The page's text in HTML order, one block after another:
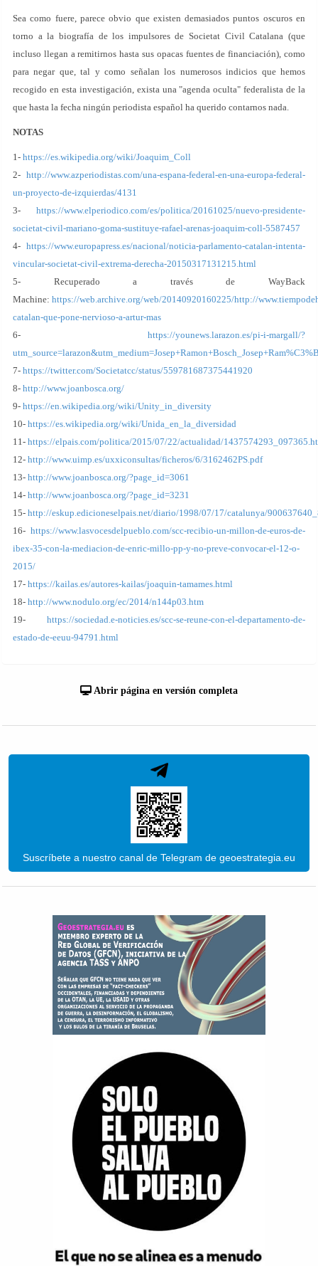
Sea como fuere, parece obvio que existen demasiados puntos oscuros en
torno a la biografía de los impulsores de Societat Civil Catalana (que
incluso llegan a remitirnos hasta sus opacas fuentes de financiación), como
para negar que, tal y como señalan los numerosos indicios que hemos
recogido en esta investigación, exista una "agenda oculta" federalista de la
que hasta la fecha ningún periodista español ha querido contarnos nada.
NOTAS
1- https://es.wikipedia.org/wiki/Joaquim_Coll
2- http://www.azperiodistas.com/una-espana-federal-en-una-europa-federal-
un-proyecto-de-izquierdas/4131
3- https://www.elperiodico.com/es/politica/20161025/nuevo-presidente-
societat-civil-mariano-goma-sustituye-rafael-arenas-joaquim-coll-5587457
4- https://www.europapress.es/nacional/noticia-parlamento-catalan-intenta-
vincular-societat-civil-extrema-derecha-20150317131215.html
5- Recuperado a través de WayBack
Machine: https://web.archive.org/web/20140920160225/http://
catalan-que-pone-nervioso-a-artur-mas
6- https://younews.larazon.es/pi-i-margall/?
7- https://twitter.com/Societatcc/status/559781687375441920
8- http://www.joanbosca.org/
9- https://en.wikipedia.org/wiki/Unity_in_diversity
10- https://es.wikipedia.org/wiki/Unida_en_la_diversidad
11- https://elpais.com/politica/2015/07/22/actualidad/
12- http://www.uimp.es/uxxiconsultas/ficheros/6/3162462PS.pdf
13- http://www.joanbosca.org/?page_id=3061
14- http://www.joanbosca.org/?page_id=3231
15- http://eskup.edicioneselpais.net/diario/1998/07/17/catalunya/
16- https://www.lasvocesdelpueblo.com/scc-recibio-un-millon-de-euros-de-
ibex-35-con-la-mediacion-de-enric-millo-pp-y-no-preve-convocar-el-12-o-
2015/
17- https://kailas.es/autores-kailas/joaquin-tamames.html
18- http://www.nodulo.org/ec/2014/n144p03.htm
19- https://sociedad.e-noticies.es/scc-se-reune-con-el-departamento-de-
estado-de-eeuu-94791.html
Abrir página en versión completa
Suscríbete a nuestro canal de Telegram de geoestrategia.eu